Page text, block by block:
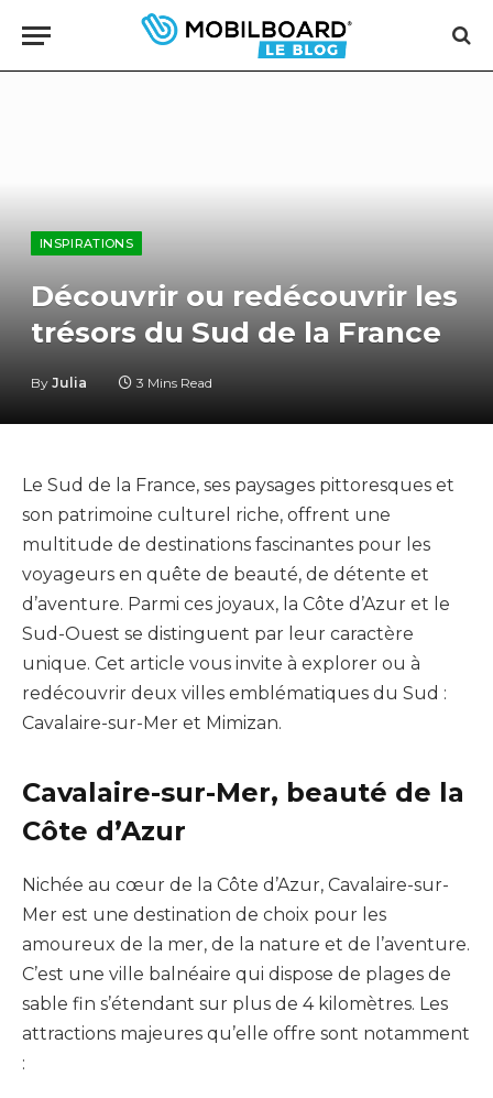
INSPIRATIONS
Découvrir ou redécouvrir les
trésors du Sud de la France
By Julia 3 Mins Read
Le Sud de la France, ses paysages pittoresques et
son patrimoine culturel riche, offrent une
multitude de destinations fascinantes pour les
voyageurs en quête de beauté, de détente et
d’aventure. Parmi ces joyaux, la Côte d’Azur et le
Sud-Ouest se distinguent par leur caractère
unique. Cet article vous invite à explorer ou à
redécouvrir deux villes emblématiques du Sud :
Cavalaire-sur-Mer et Mimizan.
Cavalaire-sur-Mer, beauté de la
Côte d’Azur
Nichée au cœur de la Côte d’Azur, Cavalaire-sur-
Mer est une destination de choix pour les
amoureux de la mer, de la nature et de l’aventure.
C’est une ville balnéaire qui dispose de plages de
sable fin s’étendant sur plus de 4 kilomètres. Les
attractions majeures qu’elle offre sont notamment
: